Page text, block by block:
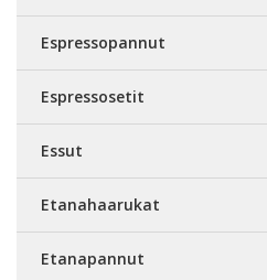
Espressopannut
Espressosetit
Essut
Etanahaarukat
Etanapannut